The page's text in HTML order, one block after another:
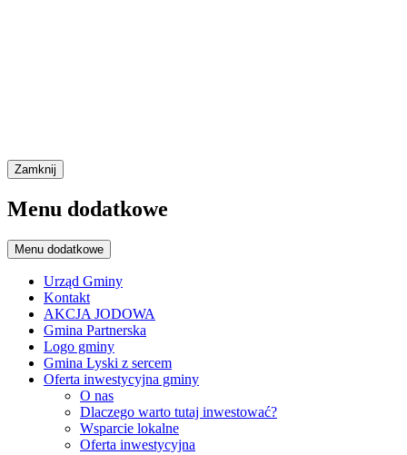
Zamknij
Menu dodatkowe
Menu dodatkowe
Urząd Gminy
Kontakt
AKCJA JODOWA
Gmina Partnerska
Logo gminy
Gmina Lyski z sercem
Oferta inwestycyjna gminy
O nas
Dlaczego warto tutaj inwestować?
Wsparcie lokalne
Oferta inwestycyjna